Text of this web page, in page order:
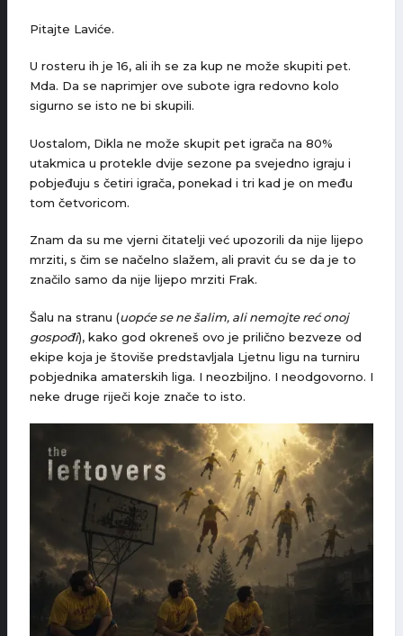
Pitajte Laviće.
U rosteru ih je 16, ali ih se za kup ne može skupiti pet.
Mda. Da se naprimjer ove subote igra redovno kolo
sigurno se isto ne bi skupili.
Uostalom, Dikla ne može skupit pet igrača na 80%
utakmica u protekle dvije sezone pa svejedno igraju i
pobjeđuju s četiri igrača, ponekad i tri kad je on među
tom četvoricom.
Znam da su me vjerni čitatelji već upozorili da nije lijepo
mrziti, s čim se načelno slažem, ali pravit ću se da je to
značilo samo da nije lijepo mrziti Frak.
Šalu na stranu (uopće se ne šalim, ali nemojte reć onoj
gospođi), kako god okreneš ovo je prilično bezveze od
ekipe koja je štoviše predstavljala Ljetnu ligu na turniru
pobjednika amaterskih liga. I neozbiljno. I neodgovorno. I
neke druge riječi koje znače to isto.